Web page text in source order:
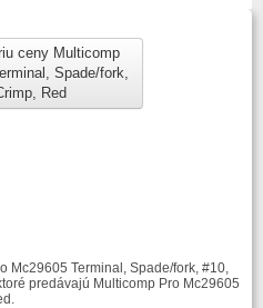
ceny Multicomp
Spade/fork,
Red
Mc29605 Terminal, Spade/fork, #10,
predávajú Multicomp Pro Mc29605